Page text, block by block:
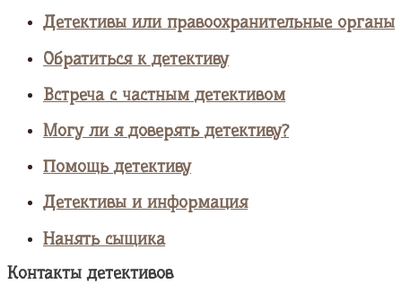
Детективы или правоохранительные органы
Обратиться к детективу
Встреча с частным детективом
Могу ли я доверять детективу?
Помощь детективу
Детективы и информация
Нанять сыщика
Контакты детективов